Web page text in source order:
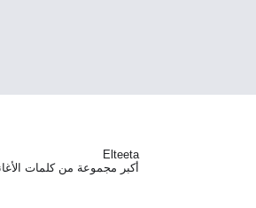
Elteeta
أكبر مجموعة من كلمات